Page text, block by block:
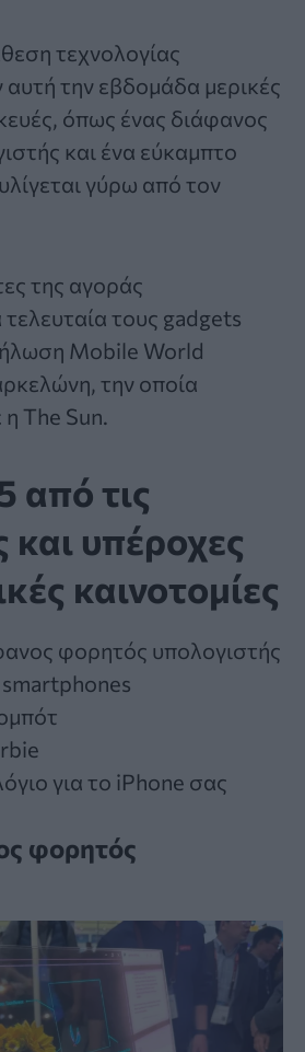
τεχνολογίας
την εβδομάδα μερικές
όπως ένας διάφανος
και ένα εύκαμπτο
γύρω από τον
της αγοράς
τους gadgets
Mobile World
την οποία
The Sun.
από τις
και υπέροχες
καινοτομίες
φορητός υπολογιστής
για το iPhone σας
φορητός